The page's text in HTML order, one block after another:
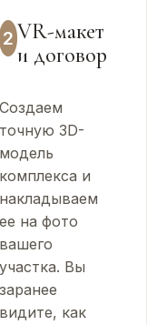
2 VR-макет
и договор
Создаем
точную 3D-
модель
комплекса и
накладываем
ее на фото
вашего
участка. Вы
заранее
видите, как